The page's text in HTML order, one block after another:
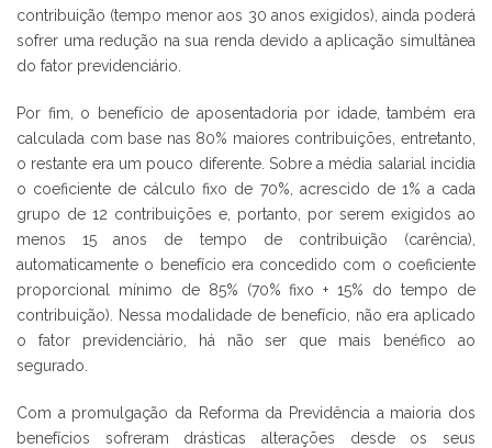
contribuição (tempo menor aos 30 anos exigidos), ainda poderá
sofrer uma redução na sua renda devido a aplicação simultânea
do fator previdenciário.
Por fim, o benefício de aposentadoria por idade, também era
calculada com base nas 80% maiores contribuições, entretanto,
o restante era um pouco diferente. Sobre a média salarial incidia
o coeficiente de cálculo fixo de 70%, acrescido de 1% a cada
grupo de 12 contribuições e, portanto, por serem exigidos ao
menos 15 anos de tempo de contribuição (carência),
automaticamente o benefício era concedido com o coeficiente
proporcional mínimo de 85% (70% fixo + 15% do tempo de
contribuição). Nessa modalidade de benefício, não era aplicado
o fator previdenciário, há não ser que mais benéfico ao
segurado.
Com a promulgação da Reforma da Previdência a maioria dos
benefícios sofreram drásticas alterações desde os seus